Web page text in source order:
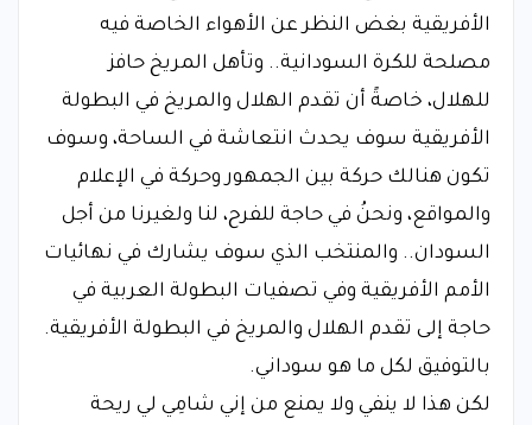
الأفريقية بغض النظر عن الأهواء الخاصة فيه
مصلحة للكرة السودانية.. وتأهل المريخ حافز
للهلال، خاصةً أن تقدم الهلال والمريخ في البطولة
الأفريقية سوف يحدث انتعاشة في الساحة، وسوف
تكون هنالك حركة بين الجمهور وحركة في الإعلام
والمواقع، ونحنُ في حاجة للفرح، لنا ولغيرنا من أجل
السودان.. والمنتخب الذي سوف يشارك في نهائيات
الأمم الأفريقية وفي تصفيات البطولة العربية في
حاجة إلى تقدم الهلال والمريخ في البطولة الأفريقية.
بالتوفيق لكل ما هو سوداني.
لكن هذا لا ينفي ولا يمنع من إني شامِي لي ريحة